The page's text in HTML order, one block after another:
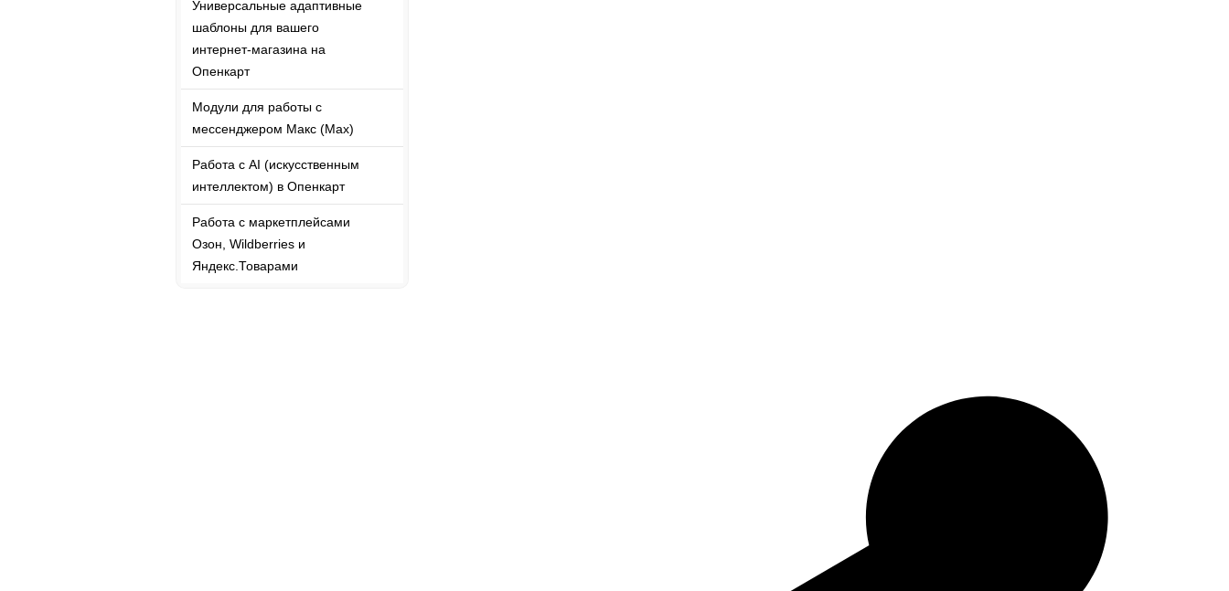
Универсальные адаптивные
шаблоны для вашего
интернет-магазина на
Опенкарт
Модули для работы с
мессенджером Макс (Max)
Работа с AI (искусственным
интеллектом) в Опенкарт
Работа с маркетплейсами
Озон, Wildberries и
Яндекс.Товарами